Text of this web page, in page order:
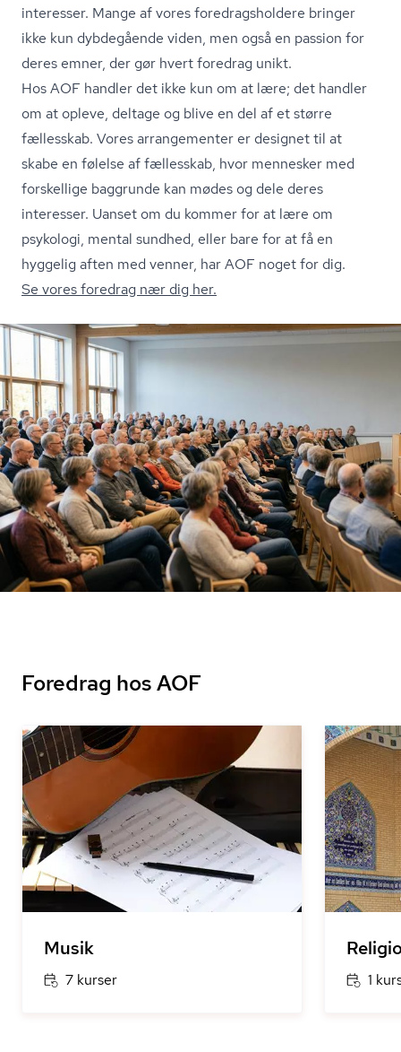
interesser. Mange af vores fored­rags­hol­de­re bringer
ikke kun dybdegående viden, men også en passion for
deres emner, der gør hvert foredrag unikt.
Hos AOF handler det ikke kun om at lære; det handler
om at opleve, deltage og blive en del af et større
fællesskab. Vores arrangementer er designet til at
skabe en følelse af fællesskab, hvor mennesker med
forskellige baggrunde kan mødes og dele deres
interesser. Uanset om du kommer for at lære om
psykologi, mental sundhed, eller bare for at få en
hyggelig aften med venner, har AOF noget for dig.
Se vores foredrag nær dig her.
Foredrag hos AOF
Musik
7 kurser 1